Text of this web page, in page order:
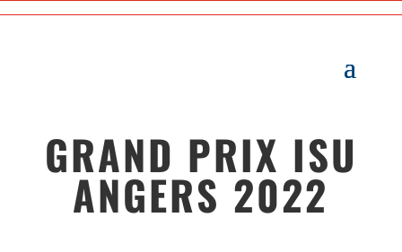
GRAND PRIX ISU
ANGERS 2022